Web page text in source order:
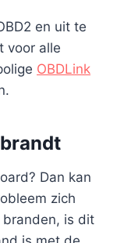
en uit te
voor alle
OBDLink
Dan kan
zich
is dit